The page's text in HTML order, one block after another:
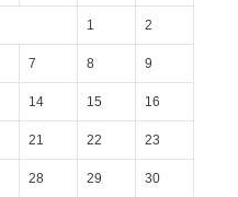
1 2
7 8 9
14 15 16
21 22 23
28 29 30